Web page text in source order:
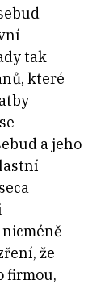
tak
které
a jeho
že
firmou,